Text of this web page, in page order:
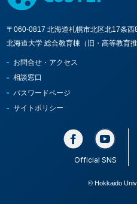
〒060-0817 北海道札幌市北区北17条西
北海道大学 総合教育棟（旧・高等教育
お問合せ・アクセス
相談窓口
パスワードページ
サイトポリシー
Official SNS
© Hokkaido